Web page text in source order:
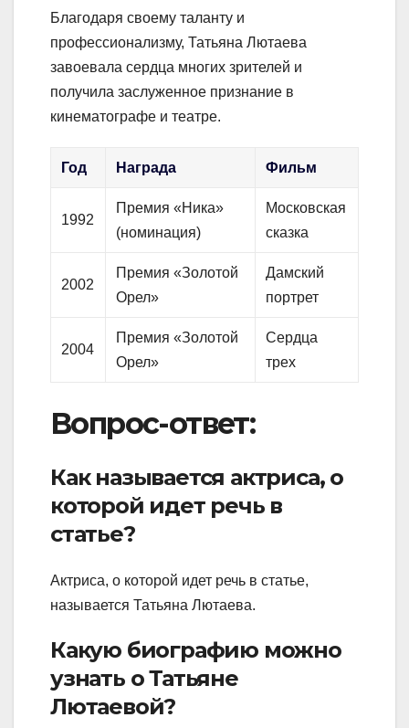
Благодаря своему таланту и
профессионализму, Татьяна Лютаева
завоевала сердца многих зрителей и
получила заслуженное признание в
кинематографе и театре.
Год Награда Фильм
1992
Премия «Ника»
(номинация)
Московская
сказка
2002
Премия «Золотой
Орел»
Дамский
портрет
2004
Премия «Золотой
Орел»
Сердца
трех
Вопрос-ответ:
Как называется актриса, о
которой идет речь в
статье?
Актриса, о которой идет речь в статье,
называется Татьяна Лютаева.
Какую биографию можно
узнать о Татьяне
Лютаевой?